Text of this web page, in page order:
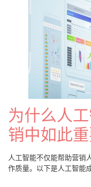
为什么人
销中如此
人工智能不仅能帮助营销
作质量。以下是人工智能